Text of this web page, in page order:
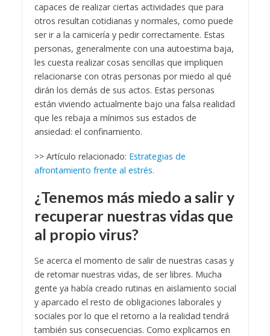
capaces de realizar ciertas actividades que para
otros resultan cotidianas y normales, como puede
ser ir a la carnicería y pedir correctamente. Estas
personas, generalmente con una autoestima baja,
les cuesta realizar cosas sencillas que impliquen
relacionarse con otras personas por miedo al qué
dirán los demás de sus actos. Estas personas
están viviendo actualmente bajo una falsa realidad
que les rebaja a mínimos sus estados de
ansiedad: el confinamiento.
>> Artículo relacionado: Estrategias de
afrontamiento frente al estrés.
¿Tenemos más miedo a salir y
recuperar nuestras vidas que
al propio virus?
Se acerca el momento de salir de nuestras casas y
de retomar nuestras vidas, de ser libres. Mucha
gente ya había creado rutinas en aislamiento social
y aparcado el resto de obligaciones laborales y
sociales por lo que el retorno a la realidad tendrá
también sus consecuencias. Como explicamos en